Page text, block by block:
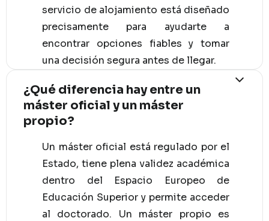
servicio de alojamiento está diseñado
precisamente para ayudarte a
encontrar opciones fiables y tomar
una decisión segura antes de llegar.
¿Qué diferencia hay entre un
máster oficial y un máster
propio?
Un máster oficial está regulado por el
Estado, tiene plena validez académica
dentro del Espacio Europeo de
Educación Superior y permite acceder
al doctorado. Un máster propio es